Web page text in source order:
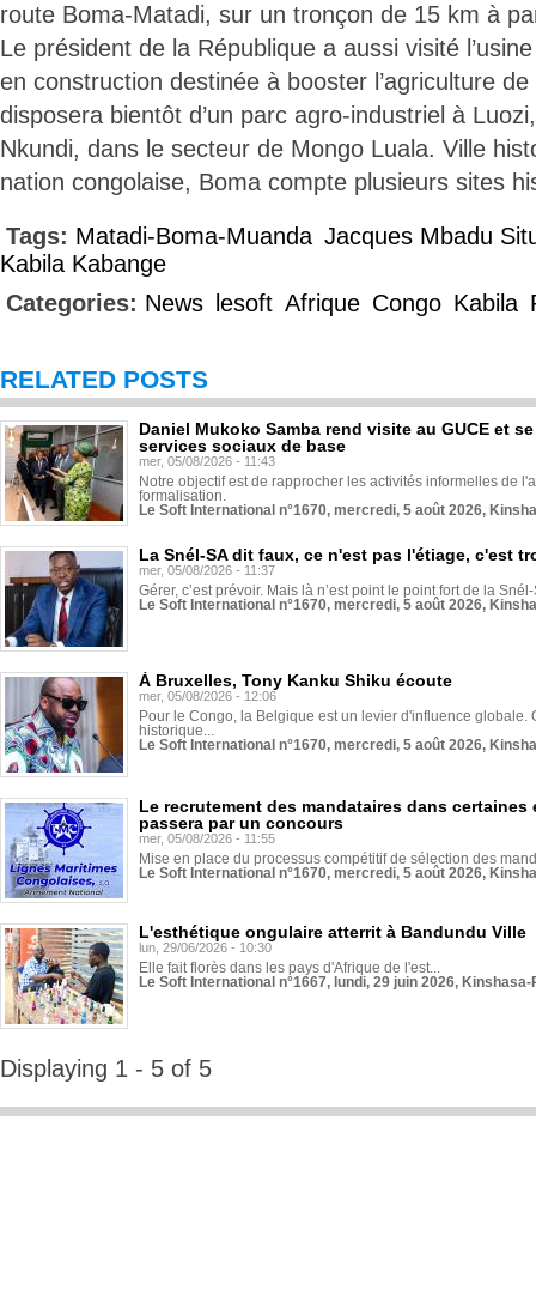
route Boma-Matadi, sur un tronçon de 15 km à
Le président de la République a aussi visité
en construction destinée à booster l’agriculture
disposera bientôt d’un parc agro-industriel à
Nkundi, dans le secteur de Mongo Luala. Ville
nation congolaise, Boma compte plusieurs sites
Tags: Matadi-Boma-Muanda Jacques Mbadu
Kabila Kabange
Categories: News lesoft Afrique Congo Kabila
RELATED POSTS
Daniel Mukoko Samba rend visite au GUCE et
services sociaux de base
mer, 05/08/2026 - 11:43
Notre objectif est de rapprocher les activités informelles de
formalisation.
Le Soft International n°1670, mercredi, 5 août 2026,
La Snél-SA dit faux, ce n'est pas l'étiage, c'est
mer, 05/08/2026 - 11:37
Gérer, c’est prévoir. Mais là n’est point le point fort de la
Le Soft International n°1670, mercredi, 5 août 2026,
À Bruxelles, Tony Kanku Shiku écoute
mer, 05/08/2026 - 12:06
Pour le Congo, la Belgique est un levier d'influence globale.
historique...
Le Soft International n°1670, mercredi, 5 août 2026,
Le recrutement des mandataires dans
passera par un concours
mer, 05/08/2026 - 11:55
Mise en place du processus compétitif de sélection des
Le Soft International n°1670, mercredi, 5 août 2026,
L'esthétique ongulaire atterrit à Bandundu Ville
lun, 29/06/2026 - 10:30
Elle fait florès dans les pays d'Afrique de l'est...
Le Soft International n°1667, lundi, 29 juin 2026,
Displaying 1 - 5 of 5